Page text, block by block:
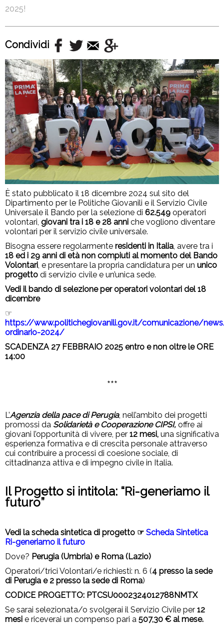
2025!
Condividi
È stato pubblicato il 18 dicembre 2024 sul sito del
Dipartimento per le Politiche Giovanili e il Servizio Civile
Universale il Bando per la selezione di 62.549 operatori
volontari, giovani tra i 18 e 28 anni che vogliono diventare
volontari per il servizio civile universale.
Bisogna essere regolarmente residenti in Italia , avere tra i
18 ed i 29 anni di età non compiuti al momento del Bando
Volontari , e presentare la propria candidatura per un unico
progetto di servizio civile e un’unica sede.
Vedi il bando di selezione per operatori volontari del 18
dicembre
☞
https://www.politichegiovanili.gov.it/comunicazione/
ordinario-2024/
SCADENZA 27 FEBBRAIO 2025 entro e non oltre le ORE
14:00
***
L’Agenzia della pace di Perugia, nell’ambito dei progetti
promossi da Solidarietà e Cooperazione CIPSI, offre ai
giovani l’opportunità di vivere, per 12 mesi, una significativa
esperienza formativa e di crescita personale attraverso
cui contribuire a processi di coesione sociale, di
cittadinanza attiva e di impegno civile in Italia.
Il Progetto si intitola: “Ri-generiamo il
futuro”
Vedi la scheda sintetica di progetto ☞ Scheda Sintetica
Ri-generiamo il futuro
Dove? Perugia (Umbria) e Roma (Lazio)
Operatori/trici Volontari/e richiesti: n. 6 (4 presso la sede
di Perugia e 2 presso la sede di Roma)
CODICE PROGETTO: PTCSU0002324012788NMTX
Se sarai selezionata/o svolgerai il Servizio Civile per 12
mesi e riceverai un compenso pari a 507,30 € al mese.